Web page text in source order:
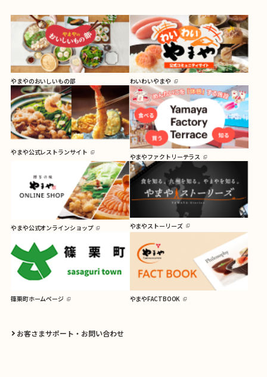
お客さまサポート・お問い合わせ
やまやのおいしいもの部 わいわいやまや
やまや公式レストランサイト
やまやファクトリーテラス
やまや公式オンラインショップ やまやストーリーズ
篠栗町ホームページ やまやFACTBOOK